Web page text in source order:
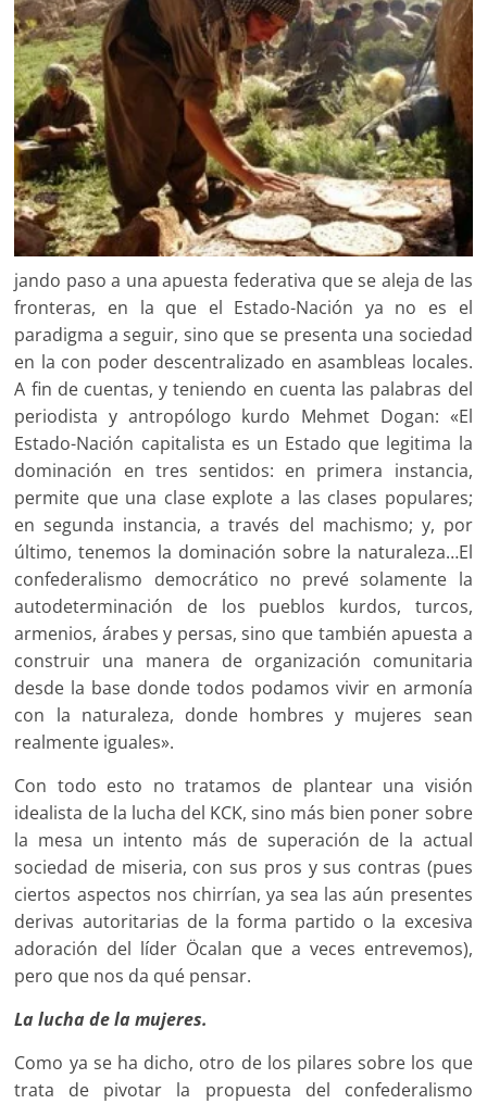
jando paso a una apuesta federativa que se aleja de las
fronteras, en la que el Estado-Nación ya no es el
paradigma a seguir, sino que se presenta una sociedad
en la con poder descentralizado en asambleas locales.
A fin de cuentas, y teniendo en cuenta las palabras del
periodista y antropólogo kurdo Mehmet Dogan: «El
Estado-Nación capitalista es un Estado que legitima la
dominación en tres sentidos: en primera instancia,
permite que una clase explote a las clases populares;
en segunda instancia, a través del machismo; y, por
último, tenemos la dominación sobre la naturaleza…El
confederalismo democrático no prevé solamente la
autodeterminación de los pueblos kurdos, turcos,
armenios, árabes y persas, sino que también apuesta a
construir una manera de organización comunitaria
desde la base donde todos podamos vivir en armonía
con la naturaleza, donde hombres y mujeres sean
realmente iguales».
Con todo esto no tratamos de plantear una visión
idealista de la lucha del KCK, sino más bien poner sobre
la mesa un intento más de superación de la actual
sociedad de miseria, con sus pros y sus contras (pues
ciertos aspectos nos chirrían, ya sea las aún presentes
derivas autoritarias de la forma partido o la excesiva
adoración del líder Öcalan que a veces entrevemos),
pero que nos da qué pensar.
La lucha de la mujeres.
Como ya se ha dicho, otro de los pilares sobre los que
trata de pivotar la propuesta del confederalismo